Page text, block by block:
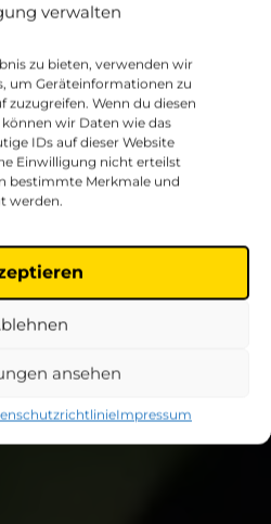
verwalten
zu bieten, verwenden wir
um Geräteinformationen zu
zuzugreifen. Wenn du diesen
wir Daten wie das
IDs auf dieser Website
Einwilligung nicht erteilst
bestimmte Merkmale und
werden.
ansehen
Impressum